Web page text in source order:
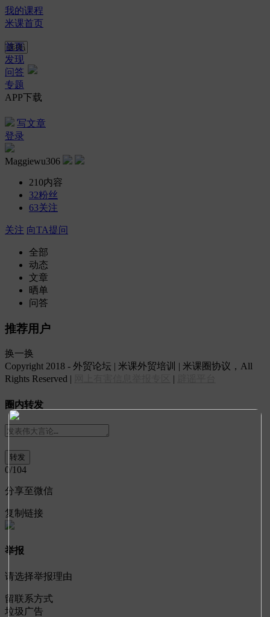
我的课程
米课首页
首页
发现
问答
专题
APP下载
写文章
登录
Maggiewu306
210内容
32粉丝
63关注
关注 向TA提问
全部
动态
文章
晒单
问答
推荐用户
换一换
Copyright 2018 - 外贸论坛 | 米课外贸培训 | 米课圈协议，All
Rights Reserved |
|
圈内转发
0/104
分享至微信
复制链接
举报
请选择举报理由
留联系方式
垃圾广告